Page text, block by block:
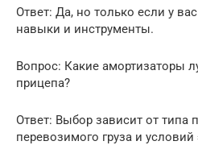
Ответ: Да, но только если у
навыки и инструменты.
Вопрос: Какие амортизаторы
прицепа?
Ответ: Выбор зависит от типа
перевозимого груза и условий